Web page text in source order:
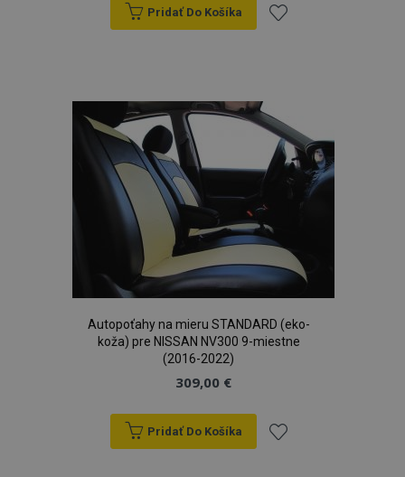
Pridať Do Košíka
zoznamu
prianí
Autopoťahy na mieru STANDARD (eko-
koža) pre NISSAN NV300 9-miestne
(2016-2022)
309,00 €
Pridať Do Košíka